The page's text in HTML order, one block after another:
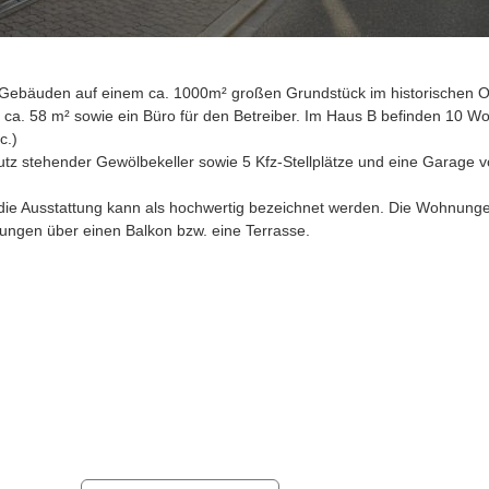
auf einem ca. 1000m² großen Grundstück im historischen
58 m² sowie ein Büro für den Betreiber. Im Haus B befinden 10
stehender Gewölbekeller sowie 5 Kfz-Stellplätze und eine Garage
Ausstattung kann als hochwertig bezeichnet werden. Die
über einen Balkon bzw. eine Terrasse.